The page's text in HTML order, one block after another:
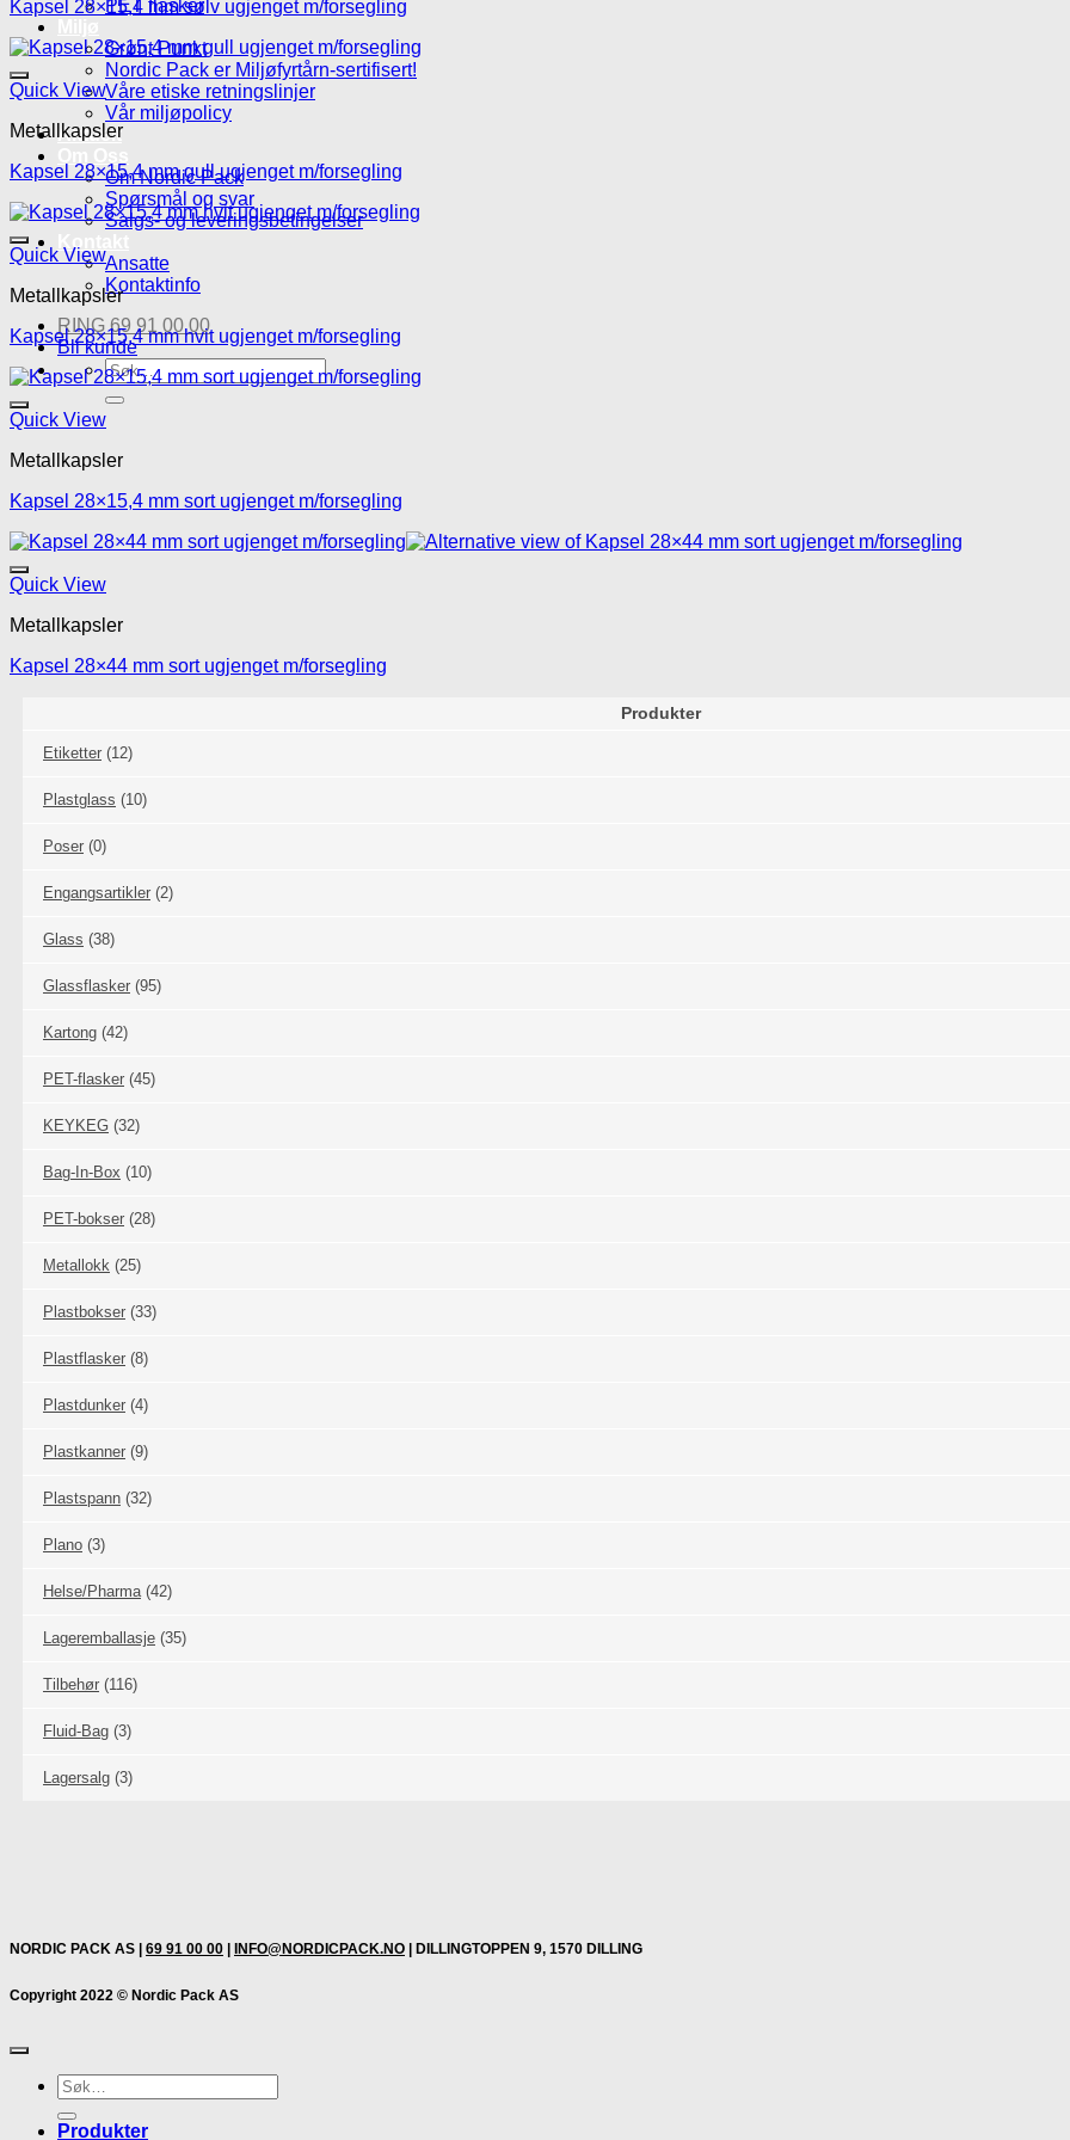
PET flasker
Grønt Punkt
Nordic Pack er Miljøfyrtårn-sertifisert!
Våre etiske retningslinjer
Vår miljøpolicy
Aktuelt
Om Nordic Pack
Spørsmål og svar
Salgs- og leveringsbetingelser
Ansatte
Kontaktinfo
RING 69 91 00 00
Bli kunde
Søk
etter:
Kapsel 28×15,4 mm sølv ugjenget m/forsegling
Quick View
Metallkapsler
Kapsel 28×15,4 mm gull ugjenget m/forsegling
Quick View
Metallkapsler
Kapsel 28×15,4 mm hvit ugjenget m/forsegling
Quick View
Metallkapsler
Kapsel 28×15,4 mm sort ugjenget m/forsegling
Quick View
Metallkapsler
Kapsel 28×44 mm sort ugjenget m/forsegling
Produkter
Etiketter (12)
Plastglass (10)
Poser (0)
Engangsartikler (2)
Glass (38)
Glassflasker (95)
Kartong (42)
PET-flasker (45)
KEYKEG (32)
Bag-In-Box (10)
PET-bokser (28)
Metallokk (25)
Plastbokser (33)
Plastflasker (8)
Plastdunker (4)
Plastkanner (9)
Plastspann (32)
Plano (3)
Helse/Pharma(42)
Lageremballasje (35)
Tilbehør (116)
Fluid-Bag (3)
Lagersalg (3)
NORDIC PACK AS | 69 91 00 00 INFO@NORDICPACK.NO | DILLINGTOPPEN 9, 1570 DILLING
Copyright 2022 © Nordic Pack AS
Søk
etter:
Produkter